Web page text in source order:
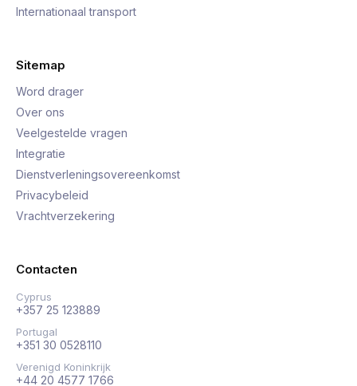
Internationaal transport
Sitemap
Word drager
Over ons
Veelgestelde vragen
Integratie
Dienstverleningsovereenkomst
Privacybeleid
Vrachtverzekering
Contacten
Cyprus
+357 25 123889
Portugal
+351 30 0528110
Verenigd Koninkrijk
+44 20 4577 1766